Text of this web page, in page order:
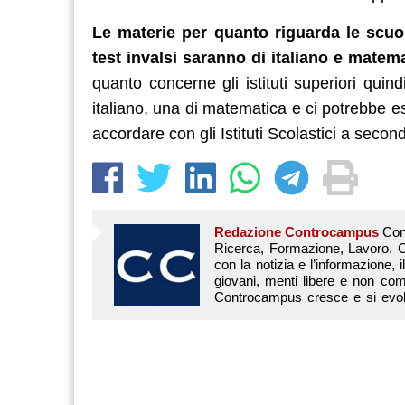
Le materie per quanto riguarda le
test invalsi saranno di italiano e
quanto concerne gli istituti superiori
italiano, una di matematica e ci potrebbe
accordare con gli Istituti Scolastici a
Redazione Controcampus Controcampus è Il magazine più letto dai giovani su: Scuola, Università, Ricerca, Formazione, Lavoro. Controcampus nasce nell’ottobre 2001 con la missione di affiancare con la notizia e l’informazione, il mondo dell’istruzione e dell’università. Il suo cuore pulsante sono i giovani, menti libere e non compromesse da nessun interesse di parte. Il progetto è ambizioso e Controcampus cresce e si evolve arricchendo il proprio staff con nuovi giovani vogliosi di